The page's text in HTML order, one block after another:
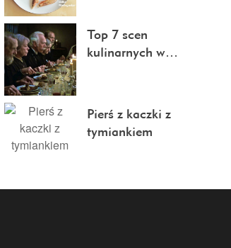
Top 7 scen
kulinarnych w…
Pierś z kaczki z
tymiankiem